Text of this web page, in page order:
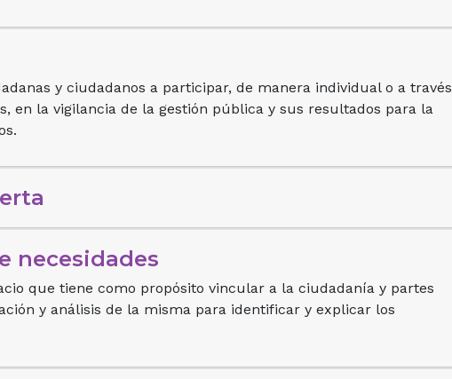
y ciudadanos a participar, de manera individual o a través
en la vigilancia de la gestión pública y sus resultados para la
necesidades
que tiene como propósito vincular a la ciudadanía y partes
y análisis de la misma para identificar y explicar los